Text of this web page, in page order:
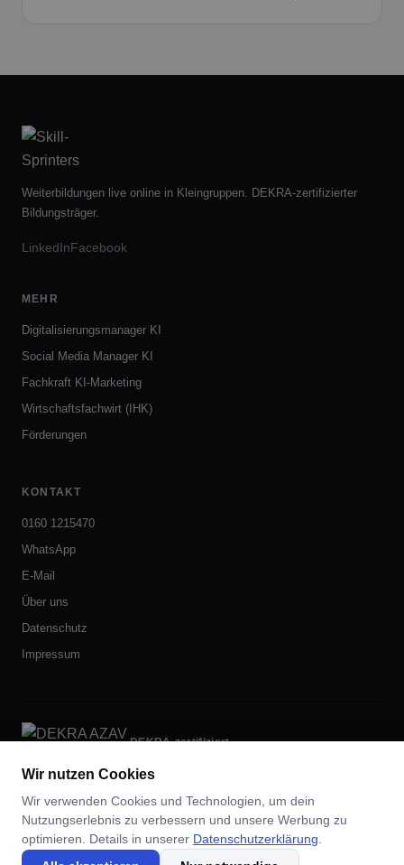
Weiterbildungen live online in Kleingruppen. DEKRA-zertifizierter
Bildungsträger.
LinkedInFacebook
MEHR
Digitalisierungsmanager KI
Social Media Manager KI
Fachkraft KI-Marketing
Wirtschaftsfachwirt (IHK)
Förderungen
KONTAKT
0160 1215470
WhatsApp
E-Mail
Über uns
Datenschutz
Impressum
DEKRA-zertifiziert
Skill-Sprinters · Waldsteinring 6 · 95448 Bayreuth ·
1215470
info@skillsprinters.de
Wir nutzen Cookies
Wir verwenden Cookies und Technologien, um dein
Nutzungserlebnis zu verbessern und unsere Werbung zu
optimieren. Details in unserer Datenschutzerklärung.